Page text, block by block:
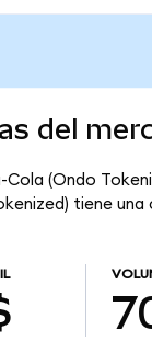
del
(Ondo
tiene